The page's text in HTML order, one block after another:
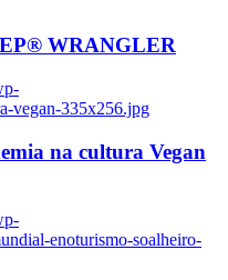
WRANGLER
vegan-335x256.jpg
na cultura Vegan
enoturismo-soalheiro-